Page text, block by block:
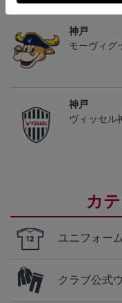
神戸
モーヴィグ
神戸
ヴィッセル
カ
ユニフォーム
クラブ公式